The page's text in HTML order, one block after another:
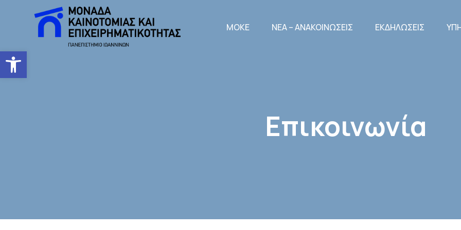
Ανοίξτε τη γραμμή εργαλείων
ΜΟΚΕ ΝΈΑ – ΑΝΑΚΟΙΝΏΣΕΙΣ ΕΚΔΗΛΏΣΕΙΣ
Επικοινωνία